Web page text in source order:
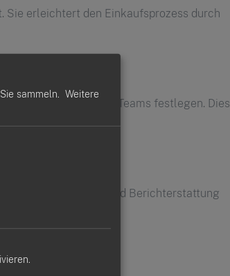
Sie erleichtert den Einkaufsprozess durch
Mitarbeiter oder Teams festlegen. Dies
die Datenanalyse und Berichterstattung
sammeln. Weitere